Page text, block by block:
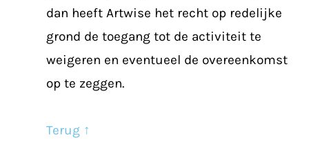
dan heeft Artwise het recht op redelijke
grond de toegang tot de activiteit te
weigeren en eventueel de overeenkomst
op te zeggen.
Terug ↑